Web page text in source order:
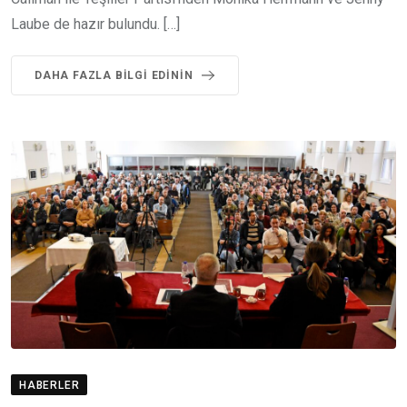
Laube de hazır bulundu. […]
DAHA FAZLA BILGI EDININ
HABERLER